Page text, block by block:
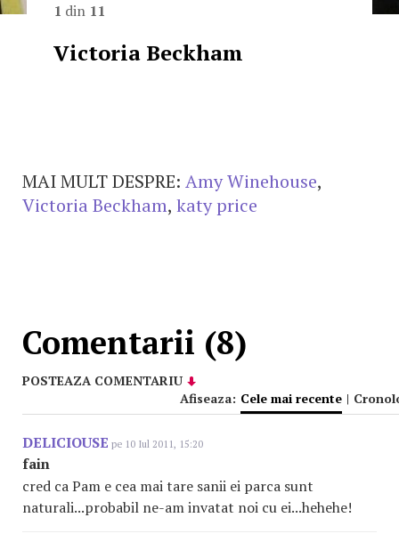
1 din 11
Victoria Beckham
MAI MULT DESPRE: Amy Winehouse,
Victoria Beckham, katy price
Comentarii (8)
POSTEAZA COMENTARIU
Afiseaza: Cele mai recente |
DELICIOUSE pe 10 Iul 2011, 15:20
fain
cred ca Pam e cea mai tare sanii ei parca sunt
naturali...probabil ne-am invatat noi cu ei...hehehe!